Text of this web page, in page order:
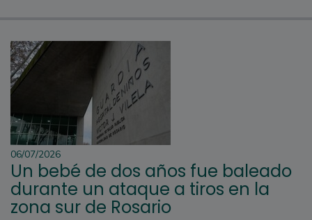
06/07/2026
Un bebé de dos años fue baleado
durante un ataque a tiros en la
zona sur de Rosario